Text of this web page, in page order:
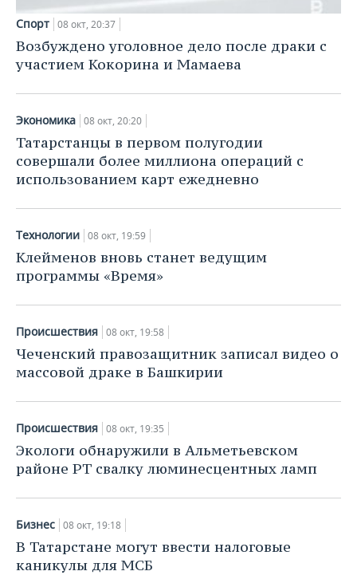
Спорт 08 окт, 20:37
Возбуждено уголовное дело после драки с
участием Кокорина и Мамаева
Экономика 08 окт, 20:20
Татарстанцы в первом полугодии
совершали более миллиона операций с
использованием карт ежедневно
Технологии 08 окт, 19:59
Клейменов вновь станет ведущим
программы «Время»
Происшествия 08 окт, 19:58
Чеченский правозащитник записал видео о
массовой драке в Башкирии
Происшествия 08 окт, 19:35
Экологи обнаружили в Альметьевском
районе РТ свалку люминесцентных ламп
Бизнес 08 окт, 19:18
В Татарстане могут ввести налоговые
каникулы для МСБ